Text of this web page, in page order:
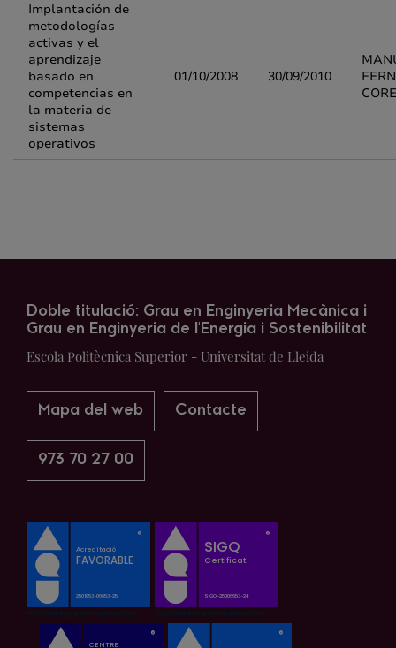
Implantación de
metodologías
activas y el
aprendizaje
basado en
competencias en
la materia de
sistemas
operativos
01/10/2008 30/09/2010
Doble titulació: Grau en Enginyeria Mecànica i
Grau en Enginyeria de l'Energia i Sostenibilitat
Escola Politècnica Superior - Universitat de Lleida
Mapa del web Contacte
973 70 27 00